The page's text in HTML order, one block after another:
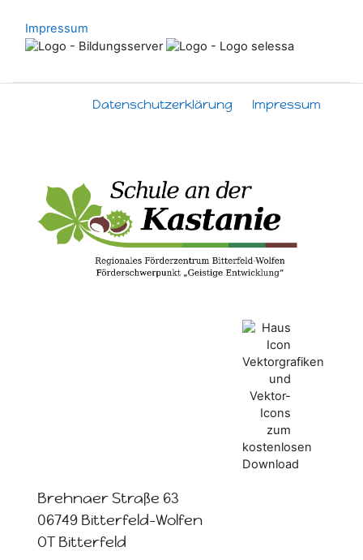
Impressum
Datenschutzerklärung Impressum
Brehnaer Straße 63
06749 Bitterfeld-Wolfen
OT Bitterfeld